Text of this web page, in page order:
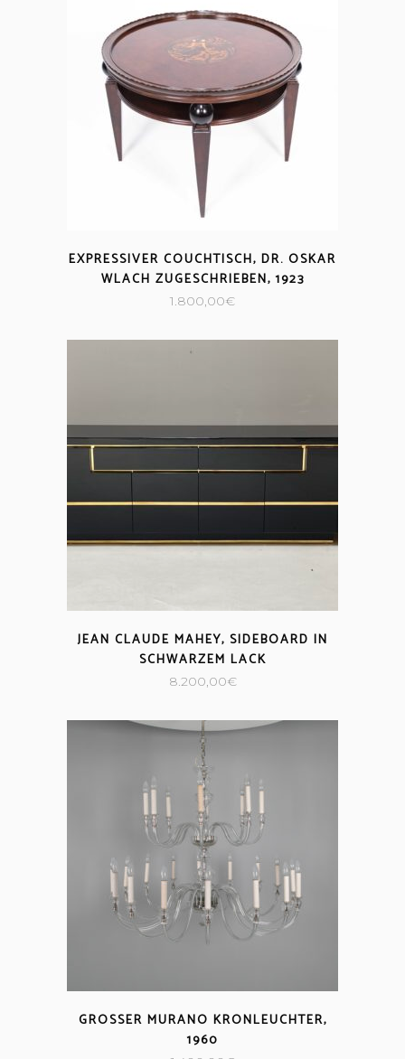
EXPRESSIVER COUCHTISCH, DR. OSKAR
WLACH ZUGESCHRIEBEN, 1923
1.800,00€
JEAN CLAUDE MAHEY, SIDEBOARD IN
SCHWARZEM LACK
8.200,00€
GROSSER MURANO KRONLEUCHTER, 1
960